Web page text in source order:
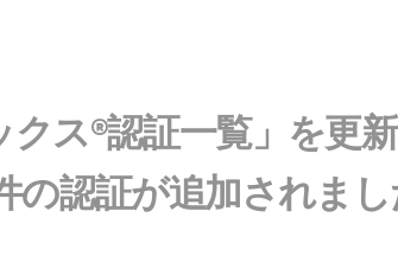
クス®認証一覧」を更
認証が追加されまし